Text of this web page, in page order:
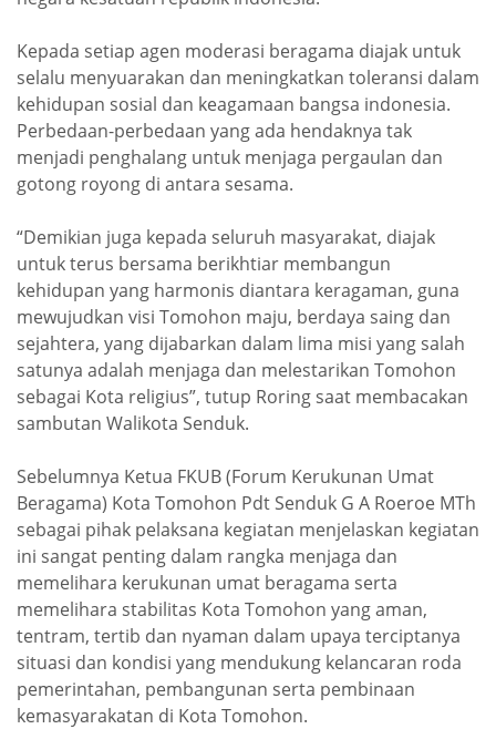
Kepada setiap agen moderasi beragama diajak untuk
selalu menyuarakan dan meningkatkan toleransi dalam
kehidupan sosial dan keagamaan bangsa indonesia.
Perbedaan-perbedaan yang ada hendaknya tak
menjadi penghalang untuk menjaga pergaulan dan
gotong royong di antara sesama.
“Demikian juga kepada seluruh masyarakat, diajak
untuk terus bersama berikhtiar membangun
kehidupan yang harmonis diantara keragaman, guna
mewujudkan visi Tomohon maju, berdaya saing dan
sejahtera, yang dijabarkan dalam lima misi yang salah
satunya adalah menjaga dan melestarikan Tomohon
sebagai Kota religius”, tutup Roring saat membacakan
sambutan Walikota Senduk.
Sebelumnya Ketua FKUB (Forum Kerukunan Umat
Beragama) Kota Tomohon Pdt Senduk G A Roeroe MTh
sebagai pihak pelaksana kegiatan menjelaskan kegiatan
ini sangat penting dalam rangka menjaga dan
memelihara kerukunan umat beragama serta
memelihara stabilitas Kota Tomohon yang aman,
tentram, tertib dan nyaman dalam upaya terciptanya
situasi dan kondisi yang mendukung kelancaran roda
pemerintahan, pembangunan serta pembinaan
kemasyarakatan di Kota Tomohon.